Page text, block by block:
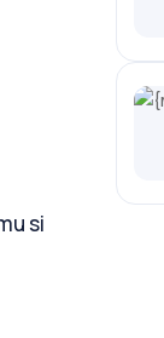
si